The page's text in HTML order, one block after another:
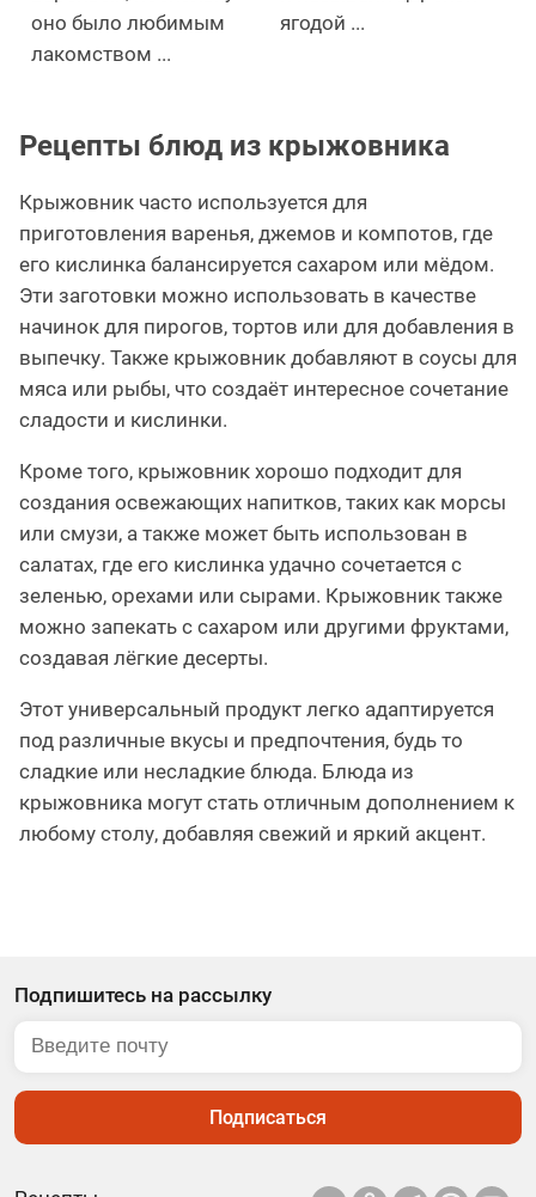
оно было любимым
лакомством ...
ягодой ...
Рецепты блюд из крыжовника
Крыжовник часто используется для
приготовления варенья, джемов и компотов, где
его кислинка балансируется сахаром или мёдом.
Эти заготовки можно использовать в качестве
начинок для пирогов, тортов или для добавления в
выпечку. Также крыжовник добавляют в соусы для
мяса или рыбы, что создаёт интересное сочетание
сладости и кислинки.
Кроме того, крыжовник хорошо подходит для
создания освежающих напитков, таких как морсы
или смузи, а также может быть использован в
салатах, где его кислинка удачно сочетается с
зеленью, орехами или сырами. Крыжовник также
можно запекать с сахаром или другими фруктами,
создавая лёгкие десерты.
Этот универсальный продукт легко адаптируется
под различные вкусы и предпочтения, будь то
сладкие или несладкие блюда. Блюда из
крыжовника могут стать отличным дополнением к
любому столу, добавляя свежий и яркий акцент.
Подпишитесь на рассылку
Подписаться